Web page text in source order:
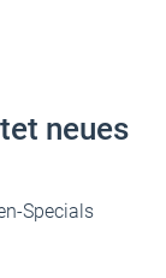
neues
Specials